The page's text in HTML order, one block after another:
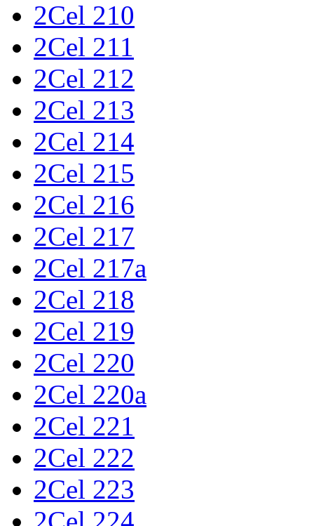
2Cel 210
2Cel 211
2Cel 212
2Cel 213
2Cel 214
2Cel 215
2Cel 216
2Cel 217
2Cel 217a
2Cel 218
2Cel 219
2Cel 220
2Cel 220a
2Cel 221
2Cel 222
2Cel 223